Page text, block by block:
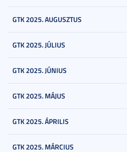
GTK 2025. AUGUSZTUS
GTK 2025. JÚLIUS
GTK 2025. JÚNIUS
GTK 2025. MÁJUS
GTK 2025. ÁPRILIS
GTK 2025. MÁRCIUS